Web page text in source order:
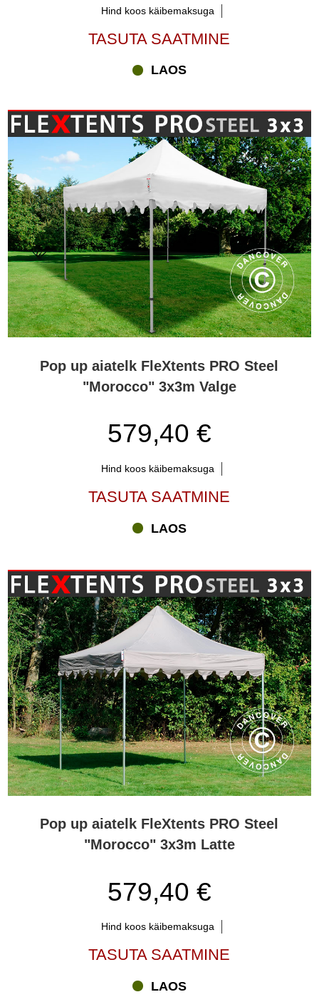
Hind koos käibemaksuga
TASUTA SAATMINE
LAOS
Pop up aiatelk FleXtents PRO Steel
"Morocco" 3x3m Valge
579,40 €
Hind koos käibemaksuga
TASUTA SAATMINE
LAOS
Pop up aiatelk FleXtents PRO Steel
"Morocco" 3x3m Latte
579,40 €
Hind koos käibemaksuga
TASUTA SAATMINE
LAOS